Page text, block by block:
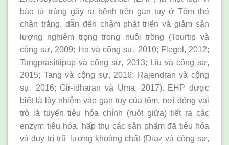
bào tử trùng gây ra bệnh trên gan tụy ở Tôm thẻ
chân trắng, dẫn đến chậm phát triển và giảm sản
lượng nghiêm trọng trong nuôi trồng (Tourtip và
cộng sự, 2009; Ha và cộng sự, 2010; Flegel, 2012;
Tangprasittipap và cộng sự, 2013; Liu và cộng sự,
2015; Tang và cộng sự, 2016; Rajendran và cộng
sự, 2016; Gir-idharan và Uma, 2017). EHP được
biết là lây nhiễm vào gan tụy của tôm, nơi đóng vai
trò là tuyến tiêu hóa chính (ruột giữa) tiết ra các
enzym tiêu hóa, hấp thụ các sản phẩm đã tiêu hóa
và duy trì trữ lượng khoáng chất (Díaz và cộng sự,